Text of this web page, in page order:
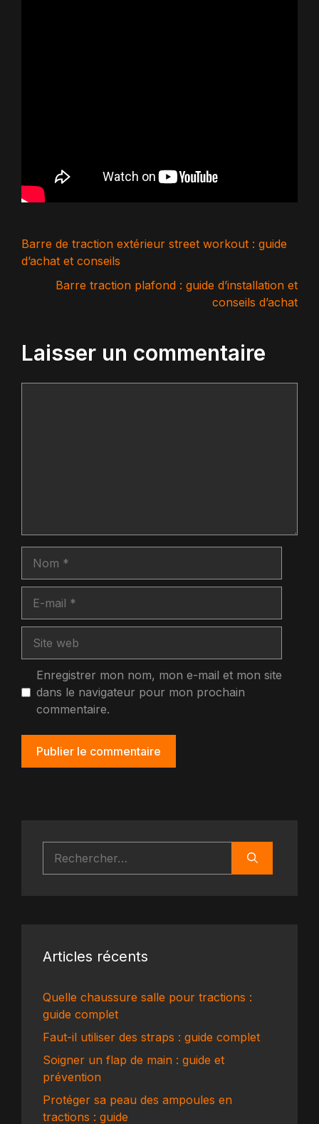
Barre de traction extérieur street workout : guide
d’achat et conseils
Barre traction plafond : guide d’installation et
conseils d’achat
Laisser un commentaire
mail
web
Enregistrer mon nom, mon e-mail et mon site
dans le navigateur pour mon prochain
commentaire.
Articles récents
Quelle chaussure salle pour tractions :
guide complet
Faut-il utiliser des straps : guide complet
Soigner un flap de main : guide et
prévention
Protéger sa peau des ampoules en
tractions : guide